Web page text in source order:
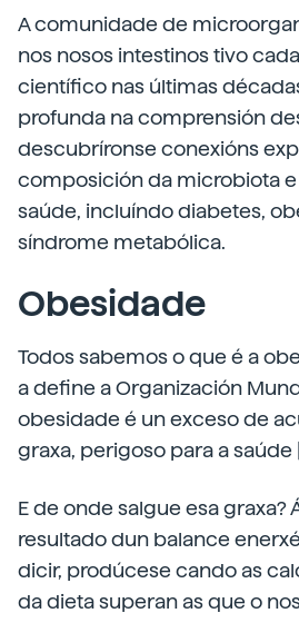
A comunidade de
nos nosos intestinos tivo
científico nas últimas
profunda na comprensión
descubríronse conexións
composición da microbiota
saúde, incluíndo diabetes,
síndrome metabólica.
Obesidade
Todos sabemos o que é a
a define a Organización
obesidade é un exceso de
graxa, perigoso para a saúde
E de onde salgue esa graxa?
resultado dun balance
dicir, prodúcese cando as
da dieta superan as que o